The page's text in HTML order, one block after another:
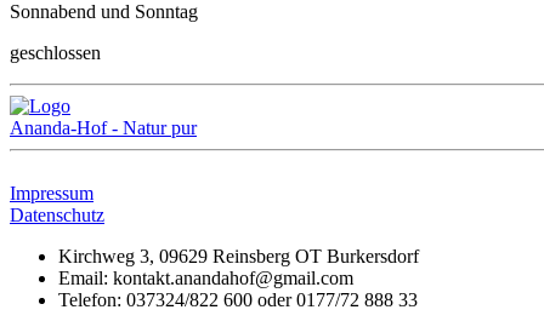
Sonnabend und Sonntag
geschlossen
Ananda-Hof - Natur pur
Impressum
Datenschutz
Kirchweg 3, 09629 Reinsberg OT Burkersdorf
Email: kontakt.anandahof@gmail.com
Telefon: 037324/822 600 oder 0177/72 888 33